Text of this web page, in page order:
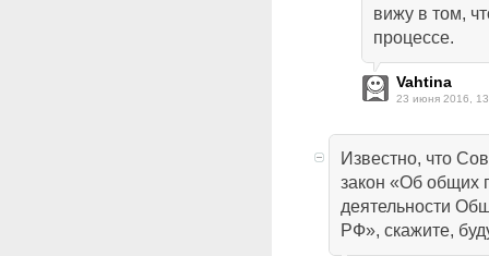
вижу в том,
процессе.
Vahtina
23 июня 2016,
Известно, что
закон «Об общих
деятельности
РФ», скажите,